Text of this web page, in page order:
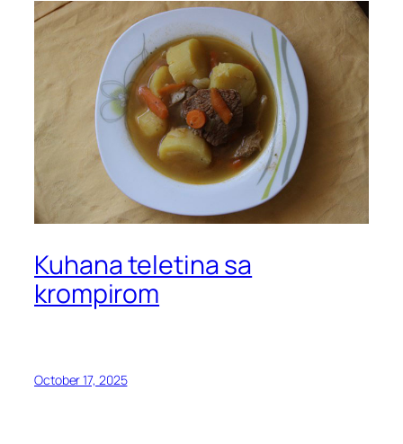
Kuhana teletina sa
krompirom
October 17, 2025